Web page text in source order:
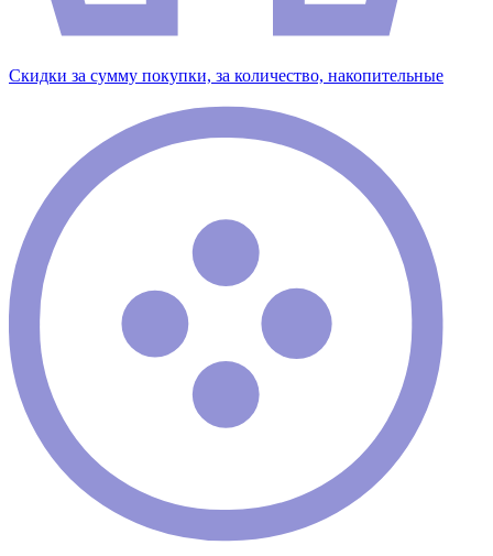
Скидки за сумму покупки, за количество, накопительные